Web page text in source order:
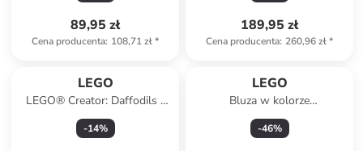
89,95 zł
Cena producenta: 108,71 zł*
189,95 zł
Cena producenta: 260,96 zł*
LEGO
LEGO® Creator: Daffodils -
8+
-14%
LEGO
Bluza w kolorze
pomarańczowym
-46%